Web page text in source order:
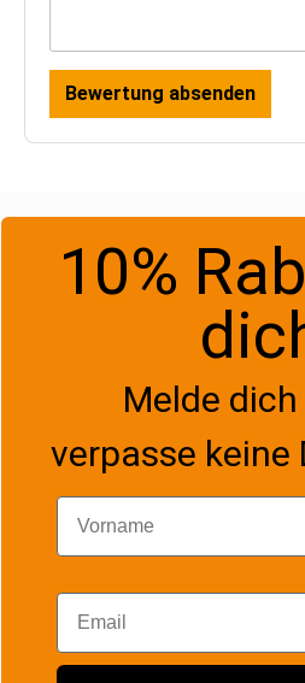
Bewertung absenden
10%
Melde
verpasse keine
Vorname
Email